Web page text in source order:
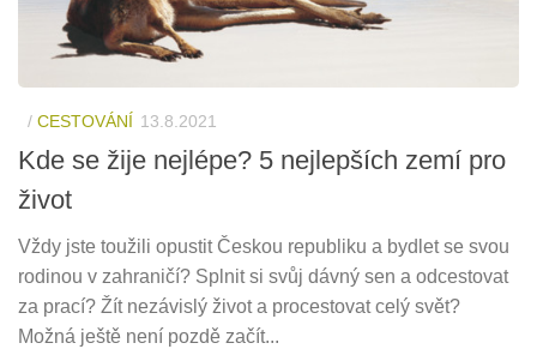
/ CESTOVÁNÍ 13.8.2021
Kde se žije nejlépe? 5 nejlepších zemí pro
život
Vždy jste toužili opustit Českou republiku a bydlet se svou
rodinou v zahraničí? Splnit si svůj dávný sen a odcestovat
za prací? Žít nezávislý život a procestovat celý svět?
Možná ještě není pozdě začít...